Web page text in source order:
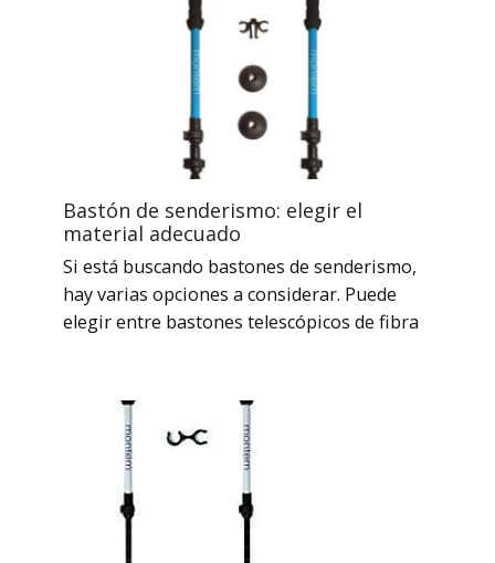
Bastón de senderismo: elegir el
material adecuado
Si está buscando bastones de senderismo,
hay varias opciones a considerar. Puede
elegir entre bastones telescópicos de fibra